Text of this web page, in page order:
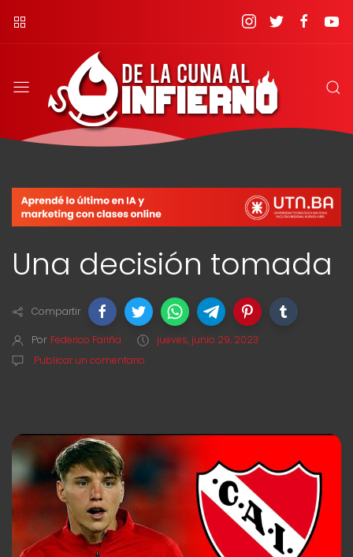
Una decisión tomada
Compartir
Por Federico Fariña
jueves, junio 29, 2023
Publicar un comentario